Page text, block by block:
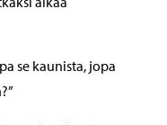
se kaunista, jopa